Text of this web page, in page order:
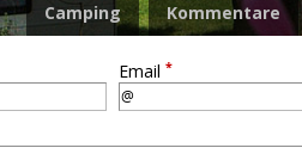
Camping Kommentare
Email *